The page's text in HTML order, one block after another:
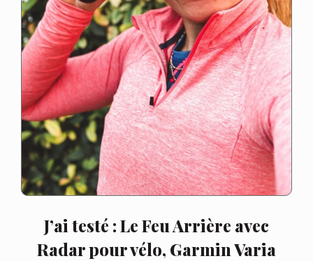
J’ai testé : Le Feu Arrière avec
Radar pour vélo, Garmin Varia